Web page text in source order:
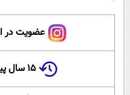
عضویت در
۱۵ سال پیش در چنین روزی